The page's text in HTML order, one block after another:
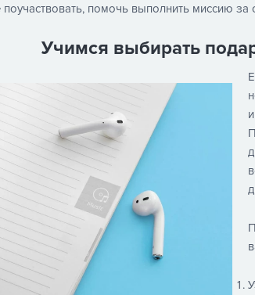
поучаствовать, помочь выполнить миссию
Учимся выбирать